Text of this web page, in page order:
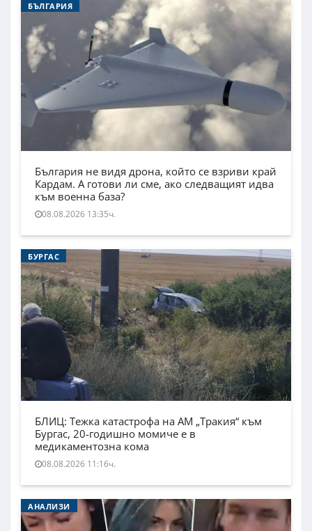
БЪЛГАРИЯ
България не видя дрона, който се взриви край
Кардам. А готови ли сме, ако следващият идва
към военна база?
08.08.2026 13:35ч.
БУРГАС
БЛИЦ: Тежка катастрофа на АМ „Тракия“ към
Бургас, 20-годишно момиче е в
медикаментозна кома
08.08.2026 11:16ч.
АНАЛИЗИ